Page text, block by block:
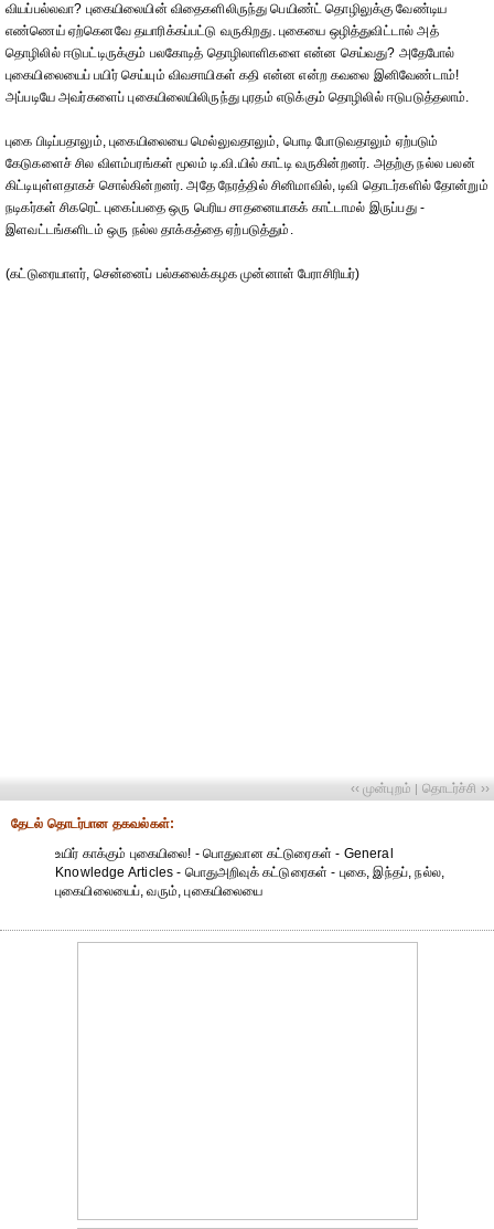
வியப்பல்லவா? புகையிலையின் விதைகளிலிருந்து பெயிண்ட் தொழிலுக்கு வேண்டிய
எண்ணெய் ஏற்கெனவே தயாரிக்கப்பட்டு வருகிறது. புகையை ஒழித்துவிட்டால் அத்
தொழிலில் ஈடுபட்டிருக்கும் பலகோடித் தொழிலாளிகளை என்ன செய்வது? அதேபோல்
புகையிலையைப் பயிர் செய்யும் விவசாயிகள் கதி என்ன என்ற கவலை இனிவேண்டாம்!
அப்படியே அவர்களைப் புகையிலையிலிருந்து புரதம் எடுக்கும் தொழிலில் ஈடுபடுத்தலாம்.
புகை பிடிப்பதாலும், புகையிலையை மெல்லுவதாலும், பொடி போடுவதாலும் ஏற்படும்
கேடுகளைச் சில விளம்பரங்கள் மூலம் டி.வி.யில் காட்டி வருகின்றனர். அதற்கு நல்ல பலன்
கிட்டியுள்ளதாகச் சொல்கின்றனர். அதே நேரத்தில் சினிமாவில், டிவி தொடர்களில் தோன்றும்
நடிகர்கள் சிகரெட் புகைப்பதை ஒரு பெரிய சாதனையாகக் காட்டாமல் இருப்பது -
இளவட்டங்களிடம் ஒரு நல்ல தாக்கத்தை ஏற்படுத்தும்.
(கட்டுரையாளர், சென்னைப் பல்கலைக்கழக முன்னாள் பேராசிரியர்)
‹‹ முன்புறம் | தொடர்ச்சி ››
தேட‌ல் தொட‌ர்பான தகவ‌ல்க‌ள்:
உயிர் காக்கும் புகையிலை! - பொதுவான கட்டுரைகள் - General
Knowledge Articles - பொதுஅறிவுக் கட்டுரைகள் - புகை, இந்தப், நல்ல,
புகையிலையைப், வரும், புகையிலையை